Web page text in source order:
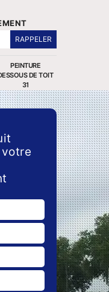
PEINTURE
DE TOIT
31